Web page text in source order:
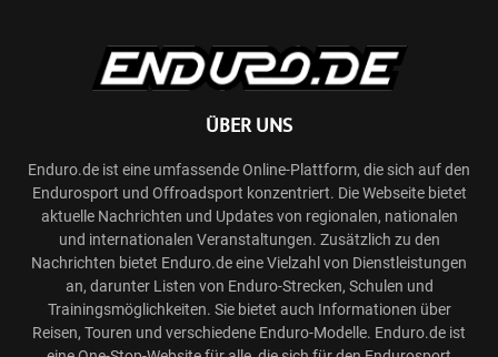
ÜBER UNS
Enduro.de ist eine umfassende Online-Plattform, die sich auf den
Endurosport und Offroadsport konzentriert. Die Webseite bietet
aktuelle Nachrichten und Updates von regionalen, nationalen
und internationalen Veranstaltungen. Zusätzlich zu den
Nachrichten bietet Enduro.de eine Vielzahl von Dienstleistungen
an, darunter Listen von Enduro-Strecken, Schulen und
Trainingsmöglichkeiten. Sie bietet auch Informationen über
Reisen, Touren und verschiedene Enduro-Modelle. Enduro.de ist